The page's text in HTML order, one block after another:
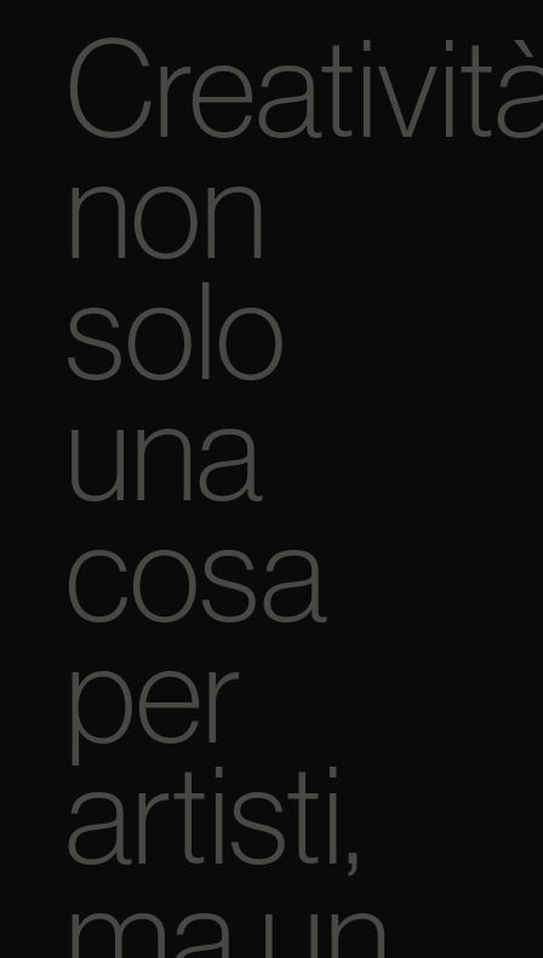
non
solo
una
cosa
per
artisti,